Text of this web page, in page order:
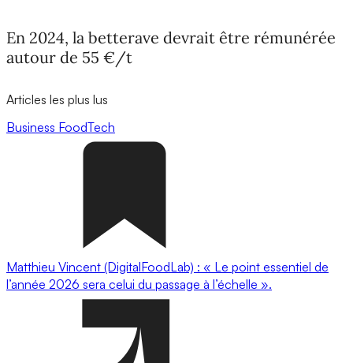
En 2024, la betterave devrait être rémunérée
autour de 55 €/t
Articles les plus lus
Business FoodTech
Matthieu Vincent (DigitalFoodLab) : « Le point essentiel de
l’année 2026 sera celui du passage à l’échelle ».